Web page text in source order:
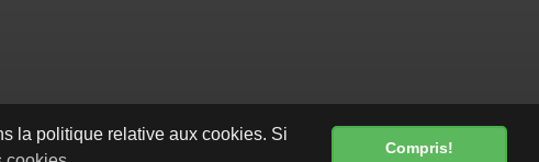
la politique relative aux cookies. Si
Compris!